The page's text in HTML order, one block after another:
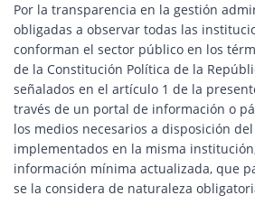
Por la transparencia en la gestión
obligadas a observar todas las
conforman el sector público en los
de la Constitución Política de la
señalados en el artículo 1 de la
través de un portal de información o
los medios necesarios a disposición
implementados en la misma
información mínima actualizada, que
se la considera de naturaleza